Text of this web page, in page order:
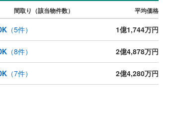
間取り（該当物件数） 平均価格
（5件） 1億1,744万円
（8件） 2億4,878万円
（7件） 2億4,280万円